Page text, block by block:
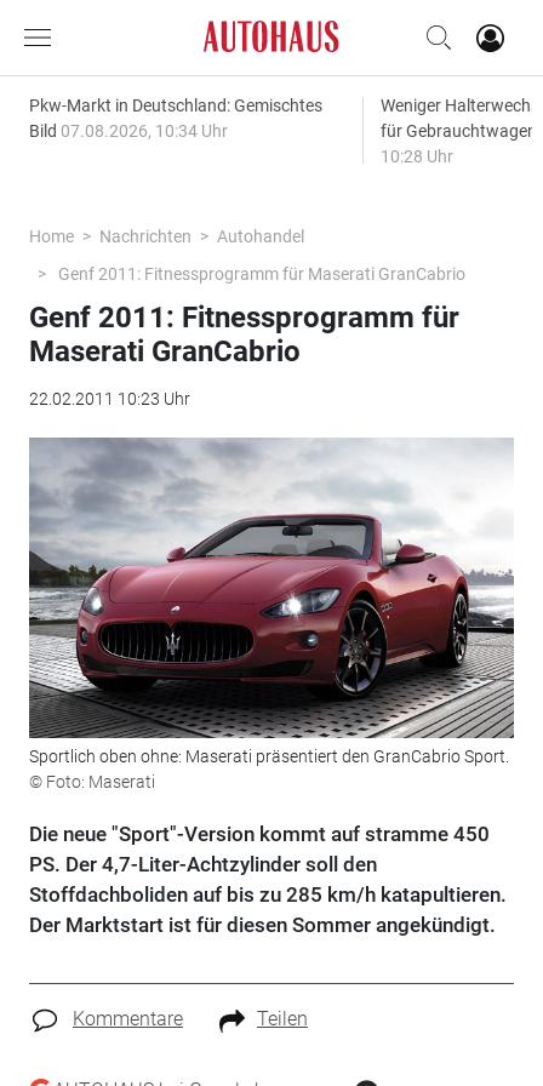
Pkw-Markt in Deutschland: Gemischtes
Bild 07.08.2026, 10:34 Uhr
Weniger
für
10:28 Uhr
Home Nachrichten
Autohandel
Genf 2011: Fitnessprogramm für Maserati GranCabrio
Genf 2011: Fitnessprogramm für
Maserati GranCabrio
22.02.2011 10:23 Uhr
Sportlich oben ohne: Maserati präsentiert den GranCabrio Sport.
© Foto: Maserati
Die neue "Sport"-Version kommt auf stramme 450
PS. Der 4,7-Liter-Achtzylinder soll den
Stoffdachboliden auf bis zu 285 km/h katapultieren.
Der Marktstart ist für diesen Sommer angekündigt.
Kommentare Teilen